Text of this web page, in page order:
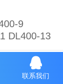
9
DL400-13
火系列
联系我们